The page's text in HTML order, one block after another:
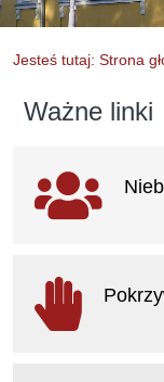
Jesteś tutaj: Strona
Ważne linki
Ważne linki